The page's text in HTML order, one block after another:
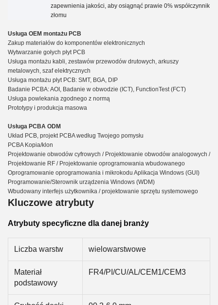
zapewnienia jakości, aby osiągnąć prawie 0% współczynnik
złomu
Usługa OEM montażu PCB
Zakup materiałów do komponentów elektronicznych
Wytwarzanie gołych płyt PCB
Usługa montażu kabli, zestawów przewodów drutowych, arkuszy
metalowych, szaf elektrycznych
Usługa montażu płyt PCB: SMT, BGA, DIP
Badanie PCBA: AOI, Badanie w obwodzie (ICT), FunctionTest (FCT)
Usługa powlekania zgodnego z normą
Prototypy i produkcja masowa
Usługa PCBA ODM
Układ PCB, projekt PCBA według Twojego pomysłu
PCBA Kopia/klon
Projektowanie obwodów cyfrowych / Projektowanie obwodów analogowych /
Projektowanie RF / Projektowanie oprogramowania wbudowanego
Oprogramowanie oprogramowania i mikrokodu Aplikacja Windows (GUI)
Programowanie/Sterownik urządzenia Windows (WDM)
Wbudowany interfejs użytkownika / projektowanie sprzętu systemowego
Kluczowe atrybuty
Atrybuty specyficzne dla danej branży
Liczba warstw wielowarstwowe
Materiał
podstawowy
FR4/PI/CU/AL/CEM1/CEM3